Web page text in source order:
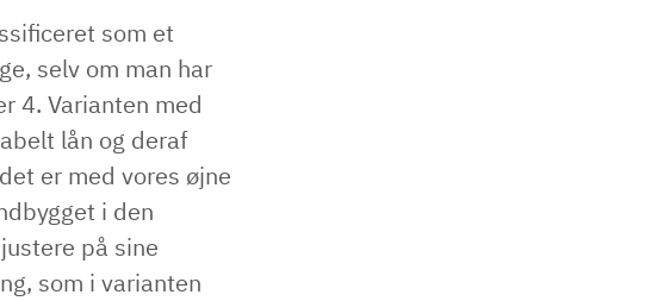
som et
selv om man har
4. Varianten med
lån og deraf
er med vores øjne
i den
på sine
som i varianten